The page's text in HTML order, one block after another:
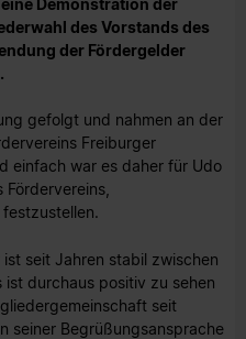
des Vorstands des
der Fördergelder
gefolgt und nahmen an der
Freiburger
einfach war es daher für Udo
seit Jahren stabil zwischen
durchaus positiv zu sehen
seit
seiner Begrüßungsansprache